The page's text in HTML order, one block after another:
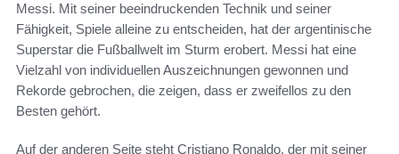
Messi. Mit seiner beeindruckenden Technik und seiner
Fähigkeit, Spiele alleine zu entscheiden, hat der argentinische
Superstar die Fußballwelt im Sturm erobert. Messi hat eine
Vielzahl von individuellen Auszeichnungen gewonnen und
Rekorde gebrochen, die zeigen, dass er zweifellos zu den
Besten gehört.
Auf der anderen Seite steht Cristiano Ronaldo, der mit seiner